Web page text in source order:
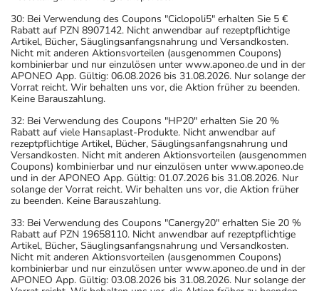
30: Bei Verwendung des Coupons "Ciclopoli5" erhalten Sie 5 €
Rabatt auf PZN 8907142. Nicht anwendbar auf rezeptpflichtige
Artikel, Bücher, Säuglingsanfangsnahrung und Versandkosten.
Nicht mit anderen Aktionsvorteilen (ausgenommen Coupons)
kombinierbar und nur einzulösen unter www.aponeo.de und in der
APONEO App. Gültig: 06.08.2026 bis 31.08.2026. Nur solange der
Vorrat reicht. Wir behalten uns vor, die Aktion früher zu beenden.
Keine Barauszahlung.
32: Bei Verwendung des Coupons "HP20" erhalten Sie 20 %
Rabatt auf viele Hansaplast-Produkte. Nicht anwendbar auf
rezeptpflichtige Artikel, Bücher, Säuglingsanfangsnahrung und
Versandkosten. Nicht mit anderen Aktionsvorteilen (ausgenommen
Coupons) kombinierbar und nur einzulösen unter www.aponeo.de
und in der APONEO App. Gültig: 01.07.2026 bis 31.08.2026. Nur
solange der Vorrat reicht. Wir behalten uns vor, die Aktion früher
zu beenden. Keine Barauszahlung.
33: Bei Verwendung des Coupons "Canergy20" erhalten Sie 20 %
Rabatt auf PZN 19658110. Nicht anwendbar auf rezeptpflichtige
Artikel, Bücher, Säuglingsanfangsnahrung und Versandkosten.
Nicht mit anderen Aktionsvorteilen (ausgenommen Coupons)
kombinierbar und nur einzulösen unter www.aponeo.de und in der
APONEO App. Gültig: 03.08.2026 bis 31.08.2026. Nur solange der